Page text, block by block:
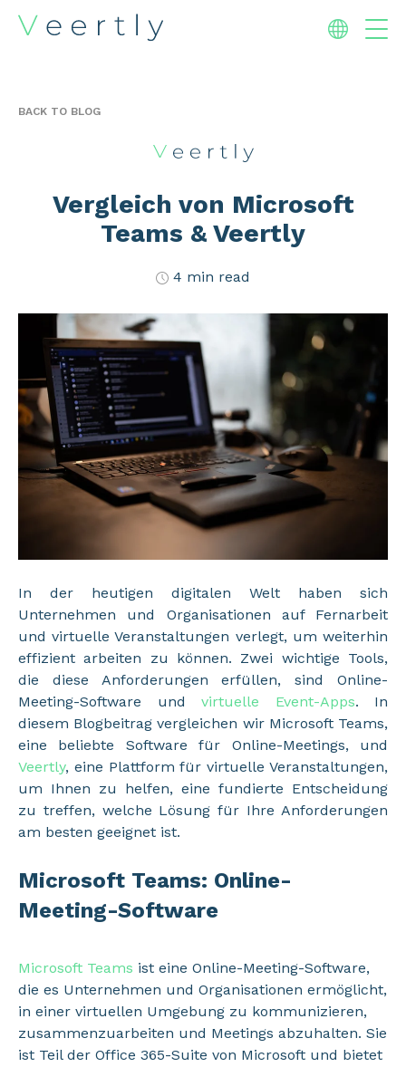
BACK TO BLOG
Vergleich von Microsoft
Teams & Veertly
4 min read
In der heutigen digitalen Welt haben sich
Unternehmen und Organisationen auf Fernarbeit
und virtuelle Veranstaltungen verlegt, um weiterhin
effizient arbeiten zu können. Zwei wichtige Tools,
die diese Anforderungen erfüllen, sind Online-
Meeting-Software und virtuelle Event-Apps. In
diesem Blogbeitrag vergleichen wir Microsoft Teams,
eine beliebte Software für Online-Meetings, und
Veertly, eine Plattform für virtuelle Veranstaltungen,
um Ihnen zu helfen, eine fundierte Entscheidung
zu treffen, welche Lösung für Ihre Anforderungen
am besten geeignet ist.
Microsoft Teams: Online-
Meeting-Software
Microsoft Teams ist eine Online-Meeting-Software,
die es Unternehmen und Organisationen ermöglicht,
in einer virtuellen Umgebung zu kommunizieren,
zusammenzuarbeiten und Meetings abzuhalten. Sie
ist Teil der Office 365-Suite von Microsoft und bietet